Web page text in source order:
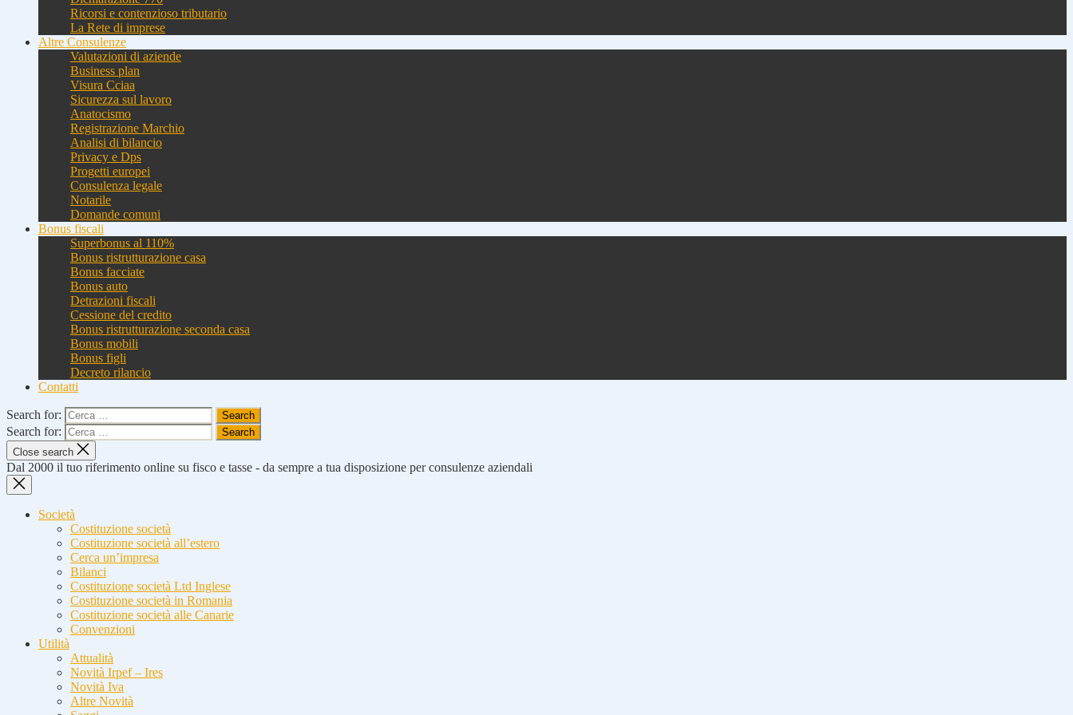
Ricorsi e contenzioso tributario
La Rete di imprese
Altre Consulenze
Valutazioni di aziende
Business plan
Visura Cciaa
Sicurezza sul lavoro
Anatocismo
Registrazione Marchio
Analisi di bilancio
Privacy e Dps
Progetti europei
Consulenza legale
Notarile
Domande comuni
Bonus fiscali
Superbonus al 110%
Bonus ristrutturazione casa
Bonus facciate
Bonus auto
Detrazioni fiscali
Cessione del credito
Bonus ristrutturazione seconda casa
Bonus mobili
Bonus figli
Decreto rilancio
Contatti
Search for:
Search for:
Close search
Dal 2000 il tuo riferimento online su fisco e tasse - da sempre a tua disposizione per consulenze aziendali
Società
Costituzione società
Costituzione società all’estero
Cerca un’impresa
Bilanci
Costituzione società Ltd Inglese
Costituzione società in Romania
Costituzione società alle Canarie
Convenzioni
Utilità
Attualità
Novità Irpef – Ires
Novità Iva
Altre Novità